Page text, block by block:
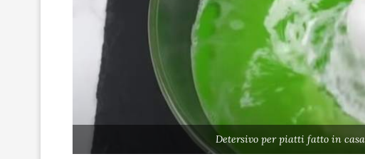
Detersivo per piatti fatto in